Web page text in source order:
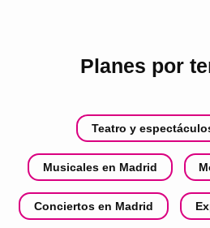
Planes por
Teatro y
Musicales en Madrid
Conciertos en Madrid